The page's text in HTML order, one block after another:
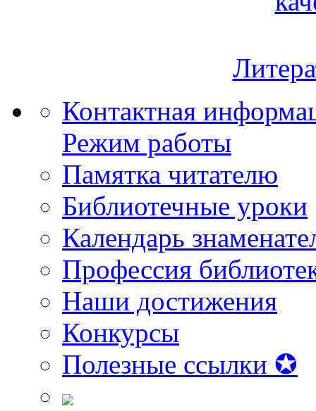
Контактная
Режим работы
Памятка читателю
Библиотечные уроки
Календарь
Профессия
Наши достижения
Конкурсы
Полезные ссылки ✪